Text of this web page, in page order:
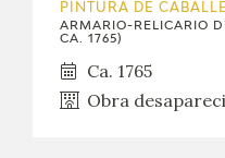
PINTURA DE
ARMARIO-RELICARIO
CA. 1765)
Ca. 1765
Obra